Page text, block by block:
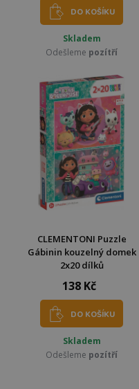
DO KOŠÍKU
Skladem
Odešleme pozítří
CLEMENTONI Puzzle
Gábinin kouzelný domek
2x20 dílků
138 Kč
DO KOŠÍKU
Skladem
Odešleme pozítří